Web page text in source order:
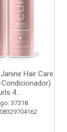
Hair Care
4...
37318